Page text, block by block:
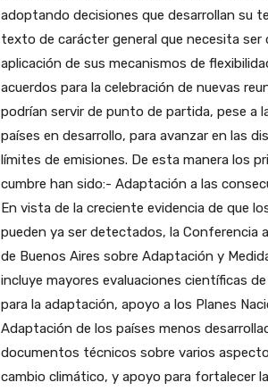
adoptando decisiones que desarrollan su
texto de carácter general que necesita ser
aplicación de sus mecanismos de
acuerdos para la celebración de nuevas
podrían servir de punto de partida, pese a
países en desarrollo, para avanzar en las
límites de emisiones. De esta manera los
cumbre han sido:- Adaptación a las
En vista de la creciente evidencia de que
pueden ya ser detectados, la Conferencia
de Buenos Aires sobre Adaptación y
incluye mayores evaluaciones científicas
para la adaptación, apoyo a los Planes
Adaptación de los países menos
documentos técnicos sobre varios
cambio climático, y apoyo para fortalecer